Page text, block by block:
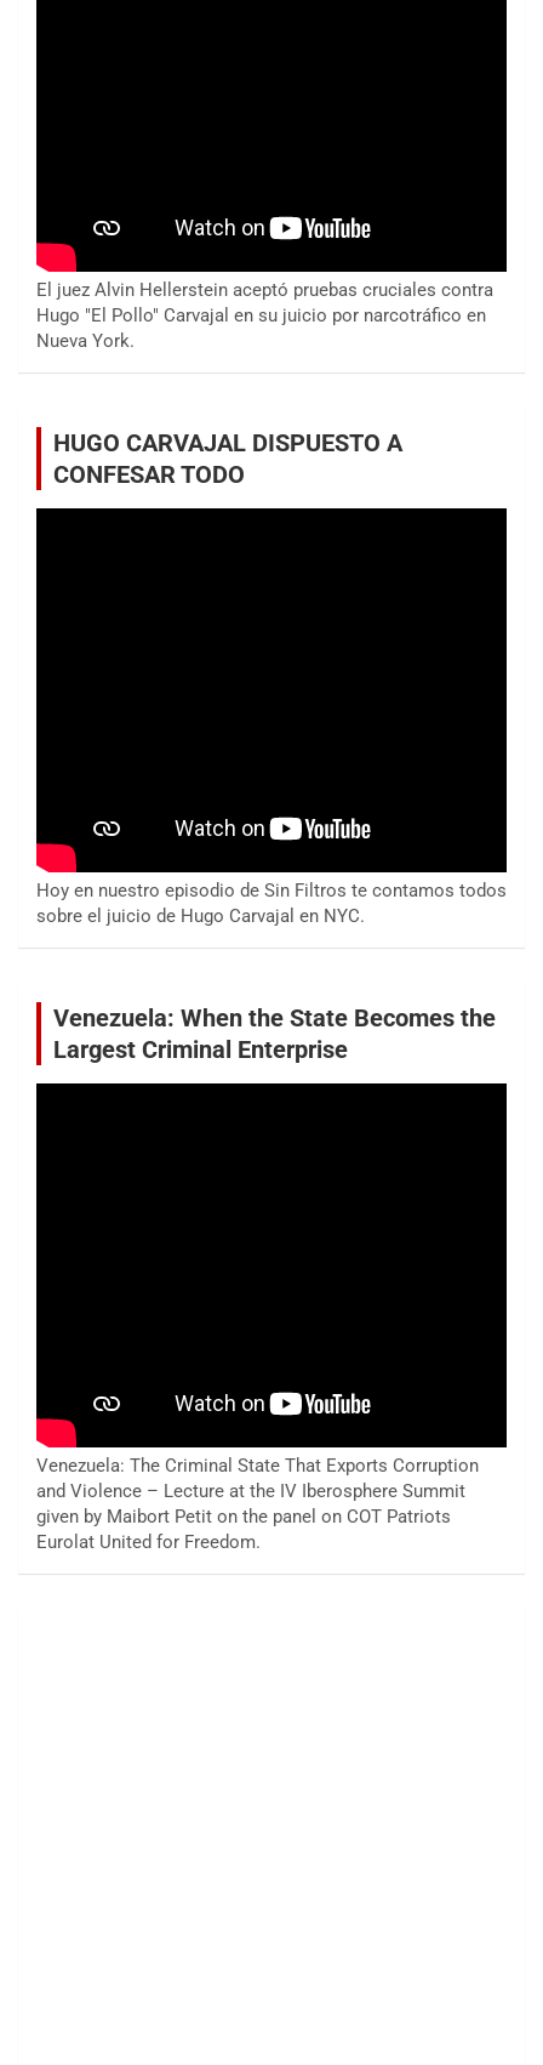
El juez Alvin Hellerstein aceptó pruebas cruciales contra
Hugo "El Pollo" Carvajal en su juicio por narcotráfico en
Nueva York.
HUGO CARVAJAL DISPUESTO A
CONFESAR TODO
Hoy en nuestro episodio de Sin Filtros te contamos todos
sobre el juicio de Hugo Carvajal en NYC.
Venezuela: When the State Becomes the
Largest Criminal Enterprise
Venezuela: The Criminal State That Exports Corruption
and Violence – Lecture at the IV Iberosphere Summit
given by Maibort Petit on the panel on COT Patriots
Eurolat United for Freedom.